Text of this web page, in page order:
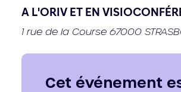
A L'ORIV ET EN
1 rue de la Course 67000
Cet événement